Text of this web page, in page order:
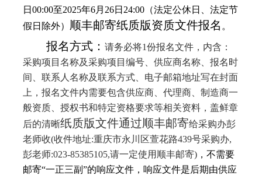
日00:00至2025年6月 26日 24:00（法定公休日、法定节
假日除外） 顺丰邮寄纸质版资质文件报名 。
报名方式：请务必将1份报名文件 ，内含：
采购项目名称及采购项目编号 、供应商名称、报名时
间
、联系人名称及联系方式、电子邮箱地址写在封面
上，报名文件内需要包含供应商、代理商、制造商一
般资质、授权书和特定资格要求等相关资料，盖鲜章
后的清晰纸质版文件通过顺丰邮寄给采购办彭
老师收(收件地址:重庆市永川区萱花路439号采购办,
彭老师:023-85385105,请一定使用顺丰邮寄) ，不需要
邮寄“一正三副”的响应文件，响应文件是后期由供应